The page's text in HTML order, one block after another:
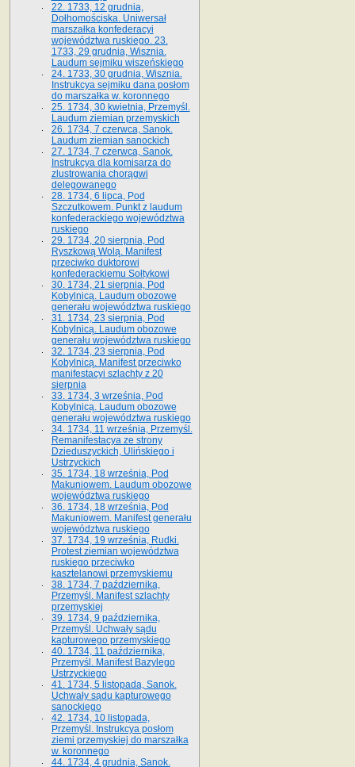
22. 1733, 12 grudnia,
Dołhomościska. Uniwersał
marszałka konfederacyi
województwa ruskiego. 23.
1733, 29 grudnia, Wisznia.
Laudum sejmiku wiszeńskiego
24. 1733, 30 grudnia, Wisznia.
Instrukcya sejmiku dana posłom
do marszałka w. koronnego
25. 1734, 30 kwietnia, Przemyśl.
Laudum ziemian przemyskich
26. 1734, 7 czerwca, Sanok.
Laudum ziemian sanockich
27. 1734, 7 czerwca, Sanok.
Instrukcya dla komisarza do
zlustrowania chorągwi
delegowanego
28. 1734, 6 lipca, Pod
Szczutkowem. Punkt z laudum
konfederackiego województwa
ruskiego
29. 1734, 20 sierpnia, Pod
Ryszkową Wolą. Manifest
przeciwko duktorowi
konfederackiemu Sołtykowi
30. 1734, 21 sierpnia, Pod
Kobylnicą. Laudum obozowe
generału województwa ruskiego
31. 1734, 23 sierpnia, Pod
Kobylnicą. Laudum obozowe
generału województwa ruskiego
32. 1734, 23 sierpnia, Pod
Kobylnicą. Manifest przeciwko
manifestacyi szlachty z 20
sierpnia
33. 1734, 3 września, Pod
Kobylnicą. Laudum obozowe
generału województwa ruskiego
34. 1734, 11 września, Przemyśl.
Remanifestacya ze strony
Dzieduszyckich, Ulińskiego i
Ustrzyckich
35. 1734, 18 września, Pod
Makuniowem. Laudum obozowe
województwa ruskiego
36. 1734, 18 września, Pod
Makuniowem. Manifest generału
województwa ruskiego
37. 1734, 19 września, Rudki.
Protest ziemian województwa
ruskiego przeciwko
kasztelanowi przemyskiemu
38. 1734, 7 października,
Przemyśl. Manifest szlachty
przemyskiej
39. 1734, 9 października,
Przemyśl. Uchwały sądu
kapturowego przemyskiego
40. 1734, 11 października,
Przemyśl. Manifest Bazylego
Ustrzyckiego
41. 1734, 5 listopada, Sanok.
Uchwały sądu kapturowego
sanockiego
42. 1734, 10 listopada,
Przemyśl. Instrukcya posłom
ziemi przemyskiej do marszałka
w. koronnego
44. 1734, 4 grudnia, Sanok.